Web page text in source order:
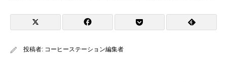
投稿者: コーヒーステーション編集者